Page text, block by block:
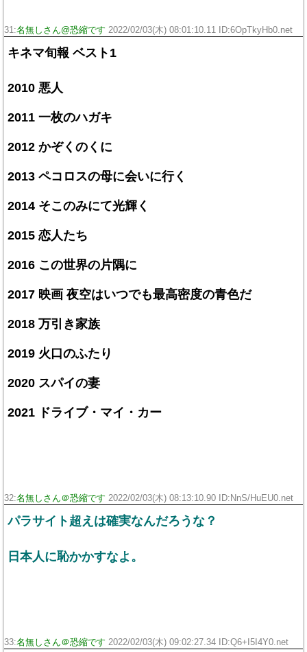
31:名無しさん@恐縮です 2022/02/03(木) 08:01:10.11 ID:6OpTkyHb0.net
キネマ旬報 ベスト1
2010 悪人
2011 一枚のハガキ
2012 かぞくのくに
2013 ペコロスの母に会いに行く
2014 そこのみにて光輝く
2015 恋人たち
2016 この世界の片隅に
2017 映画 夜空はいつでも最高密度の青色だ
2018 万引き家族
2019 火口のふたり
2020 スパイの妻
2021 ドライブ・マイ・カー
32:名無しさん＠恐縮です 2022/02/03(木) 08:13:10.90 ID:NnS/HuEU0.net
パラサイト超えは確実なんだろうな？
日本人に恥かかすなよ。
33:名無しさん＠恐縮です 2022/02/03(木) 09:02:27.34 ID:Q6+I5I4Y0.net